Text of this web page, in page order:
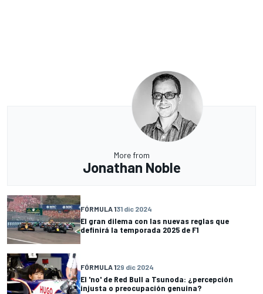
More from
Jonathan Noble
FÓRMULA 131 dic 2024
El gran dilema con las nuevas reglas que
definirá la temporada 2025 de F1
FÓRMULA 129 dic 2024
El 'no' de Red Bull a Tsunoda: ¿percepción
injusta o preocupación genuina?